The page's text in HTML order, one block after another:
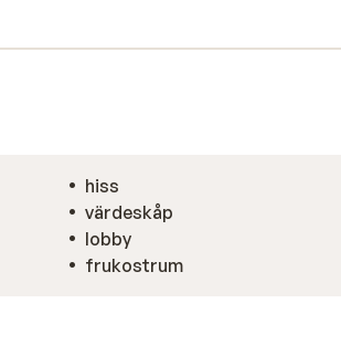
avkoppling och njutning i en
hiss
värdeskåp
lobby
frukostrum